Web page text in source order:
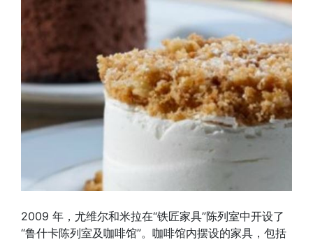
2009 年，尤维尔和米拉在“铁匠家具”陈列室中开设了
“鲁什卡陈列室及咖啡馆”。咖啡馆内摆设的家具，包括